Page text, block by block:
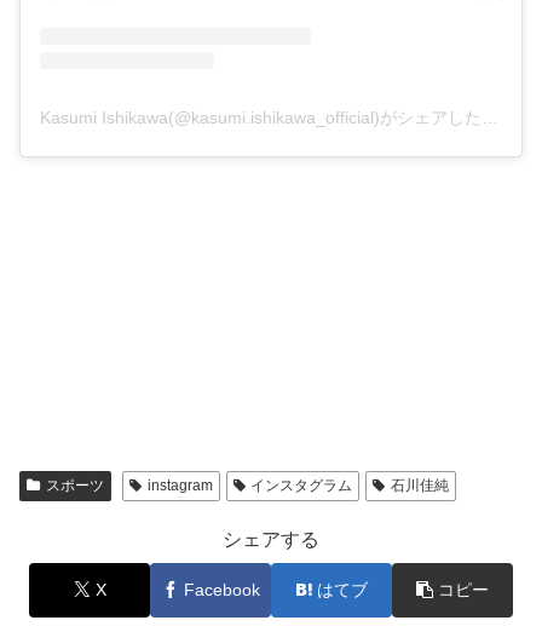
スポーツ instagram インスタグラム 石川佳純
シェアする
X Facebook はてブ コピー